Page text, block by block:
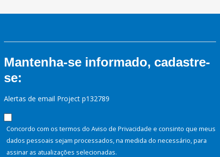
Mantenha-se informado, cadastre-
se:
Alertas de email Project p132789
Concordo com os termos do Aviso de Privacidade e consinto que meus
dados pessoais sejam processados, na medida do necessário, para
assinar as atualizações selecionadas.